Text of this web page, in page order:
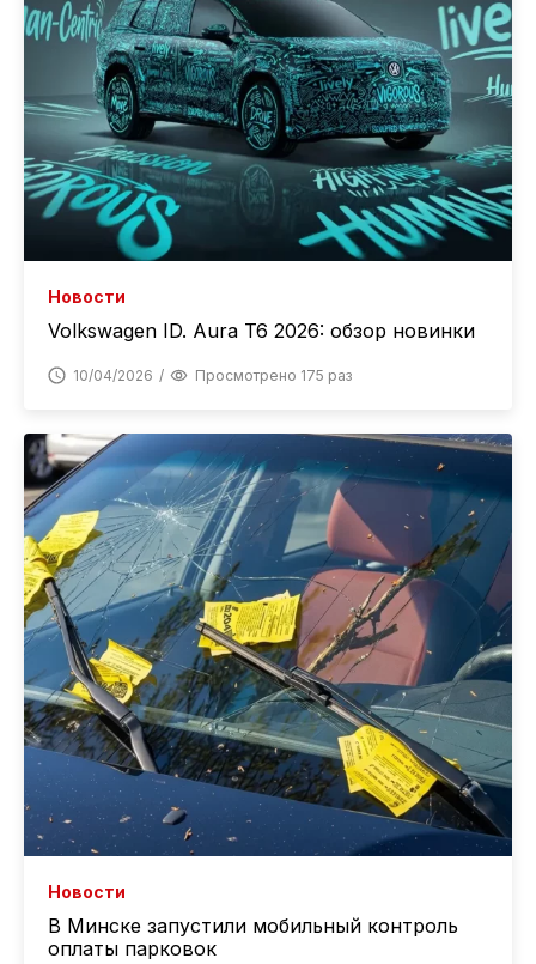
Новости
Volkswagen ID. Aura T6 2026: обзор новинки
10/04/2026 Просмотрено 175 раз
Новости
В Минске запустили мобильный контроль
оплаты парковок